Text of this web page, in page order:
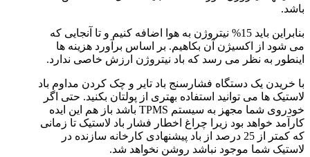
باشد.
بنابراین باید 15% نیتروژن به هوا اضافه کنیم و تا آنجایی که
می شود از اکسیژن آن بکاهیم. بر اساس برآورد هزینه ها
اینطور به نظر می رسد که باد نیتروژن ارزش خاصی ندارد.
با خریدن یک دستگاه فشارسنج باد تایر و چک کردن مداوم باد
لاستیک ها می توانید استفاده بهتری از پولتان بکنید. حتی اگر
خودروی شما مجهز به سیستم TPMS باشد باز هم این ایده
کارآمد خواهد بود زیرا چراغ اخطار فشار باد لاستیک تا زمانی
که کمتر از 25 درصد از باد پیشنهادی کارخانه سازنده در
لاستیک شما موجود نباشد روشن نخواهد شد.